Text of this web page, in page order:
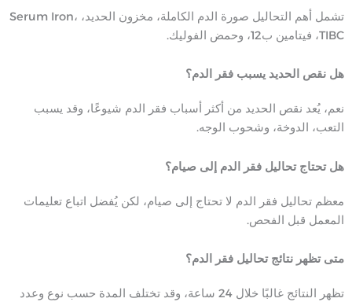
تشمل أهم التحاليل صورة الدم الكاملة، مخزون الحديد، Serum Iron،
TIBC، فيتامين ب12، وحمض الفوليك.
هل نقص الحديد يسبب فقر الدم؟
نعم، يُعد نقص الحديد من أكثر أسباب فقر الدم شيوعًا، وقد يسبب
التعب، الدوخة، وشحوب الوجه.
هل تحتاج تحاليل فقر الدم إلى صيام؟
معظم تحاليل فقر الدم لا تحتاج إلى صيام، لكن يُفضل اتباع تعليمات
المعمل قبل الفحص.
متى تظهر نتائج تحاليل فقر الدم؟
تظهر النتائج غالبًا خلال 24 ساعة، وقد تختلف المدة حسب نوع وعدد